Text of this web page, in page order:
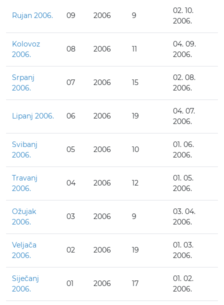
Rujan 2006. 09 2006 9
02. 10.
2006.
Kolovoz
2006.
08 2006 11
04. 09.
2006.
Srpanj
2006.
07 2006 15
02. 08.
2006.
Lipanj 2006. 06 2006 19
04. 07.
2006.
Svibanj
2006.
05 2006 10
01. 06.
2006.
Travanj
2006.
04 2006 12
01. 05.
2006.
Ožujak
2006.
03 2006 9
03. 04.
2006.
Veljača
2006.
02 2006 19
01. 03.
2006.
Siječanj
2006.
01 2006 17
01. 02.
2006.